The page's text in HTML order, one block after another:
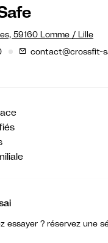
59160 Lomme / Lille
contact@crossfit-
essayer ? réservez une